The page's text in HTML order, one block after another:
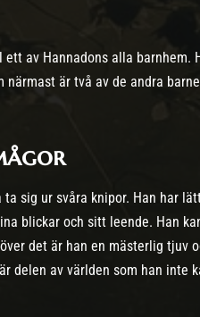
av Hannadons alla barnhem.
är två av de andra
sig ur svåra knipor. Han har
blickar och sitt leende. Han
det är han en mästerlig tjuv
delen av världen som han inte